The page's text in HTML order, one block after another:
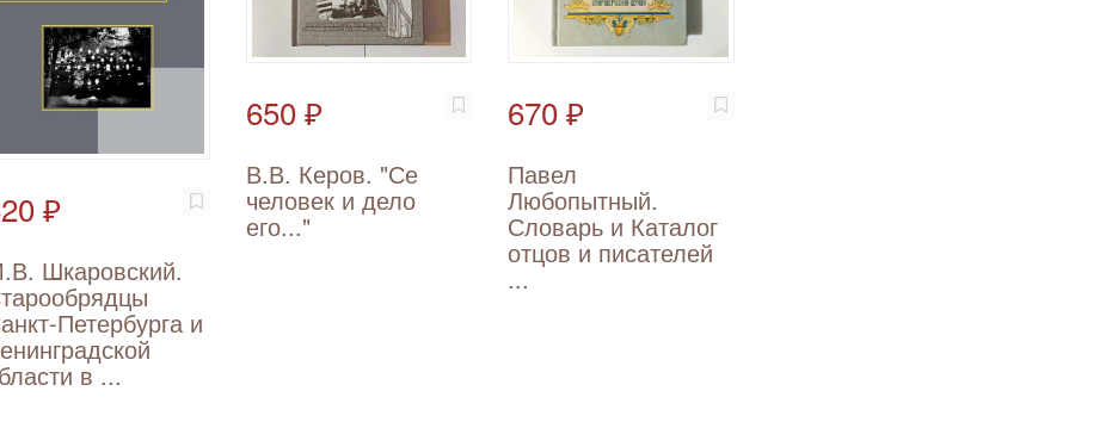
₽
Шкаровский.
Петербурга и
в ...
650 ₽
В.В. Керов. "Се
человек и дело
его..."
670 ₽
Павел
Любопытный.
Словарь и Каталог
отцов и писателей
...